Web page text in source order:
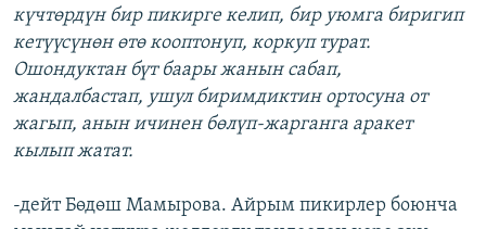
күчтөрдүн бир пикирге келип, бир уюмга биригип
кетүүсүнөн өтө кооптонуп, коркуп турат.
Ошондуктан бүт баары жанын сабап,
жандалбастап, ушул биримдиктин ортосуна от
жагып, анын ичинен бөлүп-жарганга аракет
кылып жатат.
-дейт Бөдөш Мамырова. Айрым пикирлер боюнча